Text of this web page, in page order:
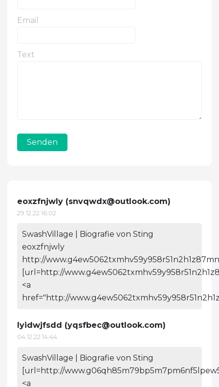
Email
Text
Senden
eoxzfnjwly (snvqwdx@outlook.com)
29.12.22 16:02
SwashVillage | Biografie von Sting
eoxzfnjwly
http://
[url=http://
<a
href="http://
lyidwjfsdd (yqsfbec@outlook.com)
04.12.22 14:44
SwashVillage | Biografie von Sting
[url=http://
<a